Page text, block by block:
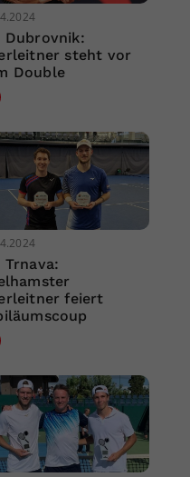
Dubrovnik:
steht vor
Double
Trnava:
feiert